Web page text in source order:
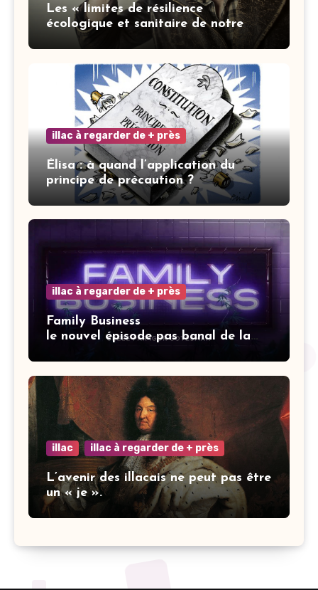
Les « limites de résilience
écologique et sanitaire de notre
ville » : les mots ne font pas la vertu
illac à regarder de + près
Élisa : à quand l’application du
principe de précaution ?
illac à regarder de + près
Family Business
le nouvel épisode pas banal de la
illac illac à regarder de + près
L’avenir des illacais ne peut pas être
un « je ».